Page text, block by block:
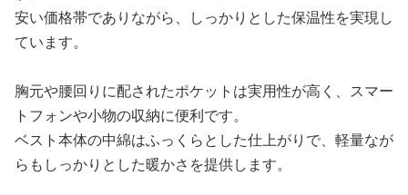
安い価格帯でありながら、しっかりとした保温性を実現し
ています。
胸元や腰回りに配されたポケットは実用性が高く、スマー
トフォンや小物の収納に便利です。
ベスト本体の中綿はふっくらとした仕上がりで、軽量なが
らもしっかりとした暖かさを提供します。